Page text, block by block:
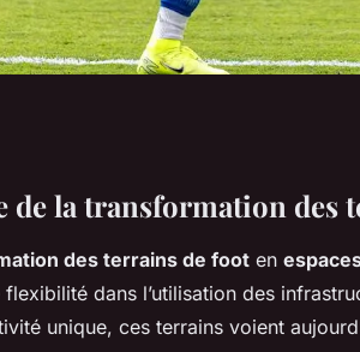
terrains
de la transformation des
des terrains de foot en
dans l’utilisation des
unique, ces terrains voient